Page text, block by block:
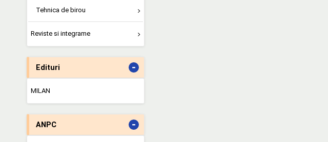
Tehnica de birou
Reviste si integrame
Edituri -
MILAN
ANPC -